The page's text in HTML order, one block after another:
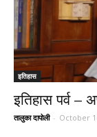
इतिहास
इतिहास पर्व –
तालुका दापोली - October